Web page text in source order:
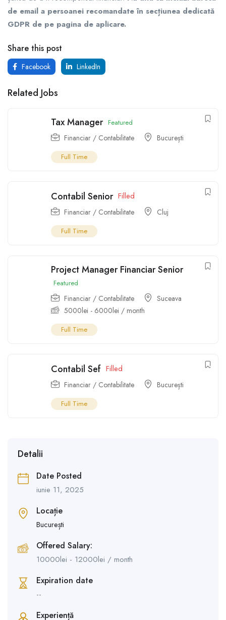
de email a persoanei recomandate în secțiunea dedicată
GDPR de pe pagina de aplicare.
Share this post
Facebook LinkedIn
Related Jobs
Tax Manager Featured
Financiar / Contabilitate București
Full Time
Contabil Senior Filled
Financiar / Contabilitate Cluj
Full Time
Project Manager Financiar Senior
Featured
Financiar / Contabilitate
Suceava
5000lei - 6000lei / month
Full Time
Contabil Sef Filled
Financiar / Contabilitate București
Full Time
Detalii
Date Posted
iunie 11, 2025
Locație
București
Offered Salary:
10000lei - 12000lei / month
Expiration date
--
Experiență